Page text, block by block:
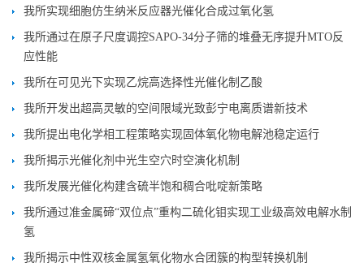
我所实现细胞仿生纳米反应器光催化合成过氧化氢
我所通过在原子尺度调控SAPO-34分子筛的堆叠无序提升MTO反
应性能
我所在可见光下实现乙烷高选择性光催化制乙酸
我所开发出超高灵敏的空间限域光致彭宁电离质谱新技术
我所提出电化学相工程策略实现固体氧化物电解池稳定运行
我所揭示光催化剂中光生空穴时空演化机制
我所发展光催化构建含硫半饱和稠合吡啶新策略
我所通过准金属碲“双位点”重构二硫化钼实现工业级高效电解水制
氢
我所揭示中性双核金属氢氧化物水合团簇的构型转换机制